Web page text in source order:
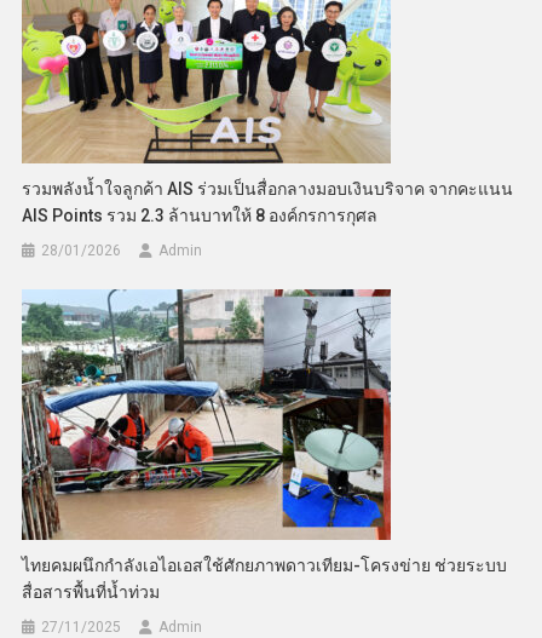
รวมพลังน้ำใจลูกค้า AIS ร่วมเป็นสื่อกลางมอบเงินบริจาค จากคะแนน
AIS Points รวม 2.3 ล้านบาทให้ 8 องค์กรการกุศล
28/01/2026 Admin
ไทยคมผนึกกำลังเอไอเอสใช้ศักยภาพดาวเทียม-โครงข่าย ช่วยระบบ
สื่อสารพื้นที่น้ำท่วม
27/11/2025 Admin